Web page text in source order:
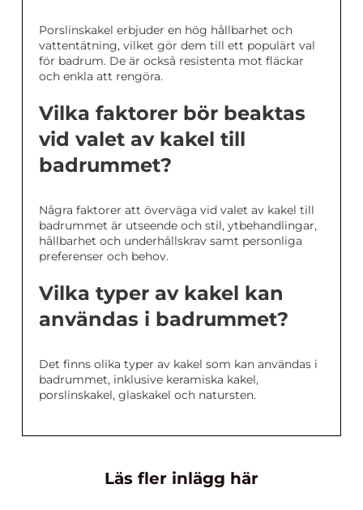
Porslinskakel erbjuder en hög hållbarhet och
vattentätning, vilket gör dem till ett populärt val
för badrum. De är också resistenta mot fläckar
och enkla att rengöra.
Vilka faktorer bör beaktas
vid valet av kakel till
badrummet?
Några faktorer att överväga vid valet av kakel till
badrummet är utseende och stil, ytbehandlingar,
hållbarhet och underhållskrav samt personliga
preferenser och behov.
Vilka typer av kakel kan
användas i badrummet?
Det finns olika typer av kakel som kan användas i
badrummet, inklusive keramiska kakel,
porslinskakel, glaskakel och natursten.
Läs fler inlägg här